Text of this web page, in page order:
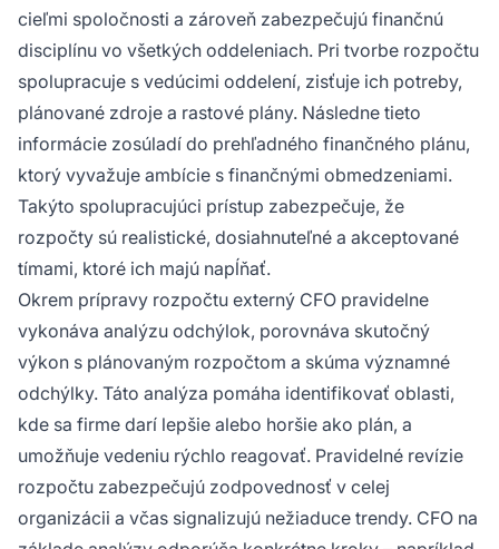
cieľmi spoločnosti a zároveň zabezpečujú finančnú
disciplínu vo všetkých oddeleniach. Pri tvorbe rozpočtu
spolupracuje s vedúcimi oddelení, zisťuje ich potreby,
plánované zdroje a rastové plány. Následne tieto
informácie zosúladí do prehľadného finančného plánu,
ktorý vyvažuje ambície s finančnými obmedzeniami.
Takýto spolupracujúci prístup zabezpečuje, že
rozpočty sú realistické, dosiahnuteľné a akceptované
tímami, ktoré ich majú napĺňať.
Okrem prípravy rozpočtu externý CFO pravidelne
vykonáva analýzu odchýlok, porovnáva skutočný
výkon s plánovaným rozpočtom a skúma významné
odchýlky. Táto analýza pomáha identifikovať oblasti,
kde sa firme darí lepšie alebo horšie ako plán, a
umožňuje vedeniu rýchlo reagovať. Pravidelné revízie
rozpočtu zabezpečujú zodpovednosť v celej
organizácii a včas signalizujú nežiaduce trendy. CFO na